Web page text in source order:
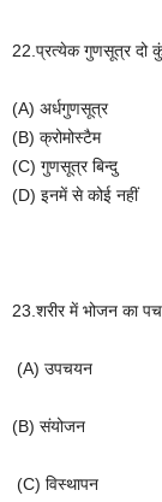
22. प्रत्येक गुणसूत्र दो
(A) अर्धगुणसूत्र
(B) क्रोमोस्टैम
(C) गुणसूत्र बिन्दु
(D) इनमें से कोई नहीं
23. शरीर में भोजन का
(A) उपचयन
(B) संयोजन
(C) विस्थापन